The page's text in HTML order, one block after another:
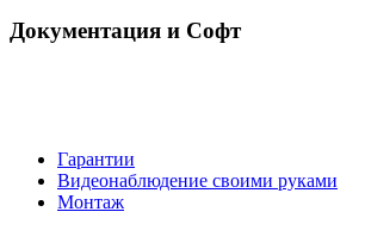
Документация и Софт
Гарантии
Видеонаблюдение своими руками
Монтаж